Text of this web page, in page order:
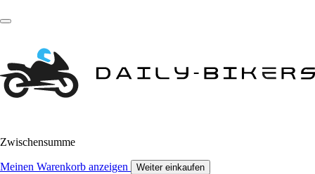
Zwischensumme
Meinen Warenkorb anzeigen Weiter einkaufen